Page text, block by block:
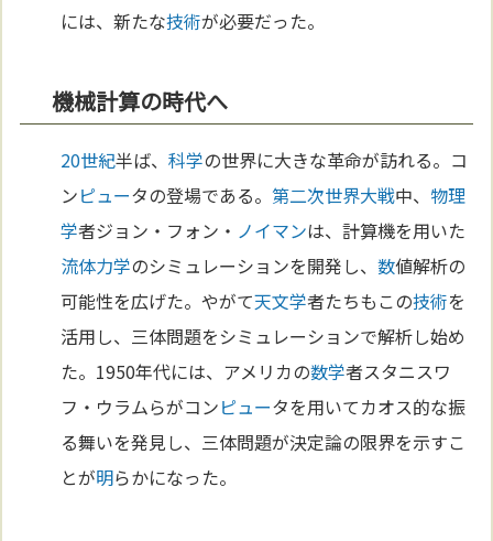
には、新たな技術が必要だった。
機械計算の時代へ
20世紀半ば、科学の世界に大きな革命が訪れる。コ
ンピュータの登場である。第二次世界大戦中、 物理
学者ジョン・フォン・ ノイマンは、計算機を用いた
流体力学のシミュレーションを開発し、数値解析の
可能性を広げた。やがて天文学者たちもこの技術を
活用し、三体問題をシミュレーションで解析し始め
た。1950年代には、アメリカの数学者スタニスワ
フ・ウラムらがコンピュータを用いてカオス的な振
る舞いを発見し、三体問題が決定論の限界を示すこ
とが明らかになった。